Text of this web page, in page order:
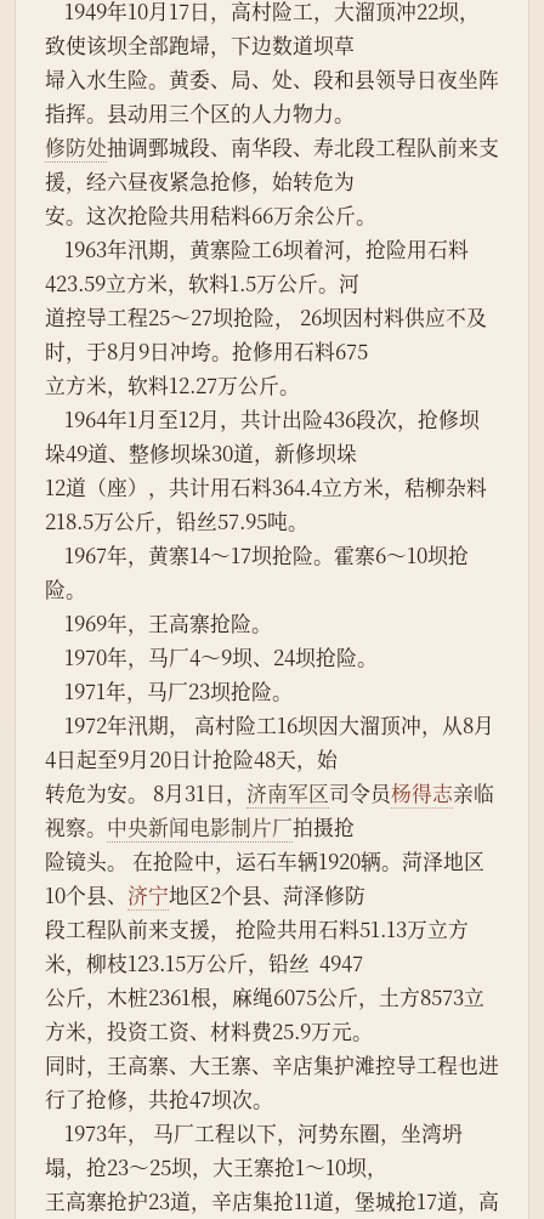
致使该坝全部跑埽，下边数道坝草
埽入水生险。黄委、局、处、段和县领导日夜坐阵
指挥。县动用三个区的人力物力。
修防处抽调鄄城段、南华段、寿北段工程队前来支
援，经六昼夜紧急抢修，始转危为
安。这次抢险共用秸料66万余公斤。
423.59立方米，软料1.5万公斤。河
道控导工程25～27坝抢险， 26坝因村料供应不及
时，于8月9日冲垮。抢修用石料675
立方米，软料12.27万公斤。
垛49道、整修坝垛30道，新修坝垛
12道（座），共计用石料364.4立方米，秸柳杂料
218.5万公斤，铅丝57.95吨。
险。
    1969年，王高寨抢险。
    1970年，马厂4～9坝、24坝抢险。
    1971年，马厂23坝抢险。
4日起至9月20日计抢险48天，始
转危为安。 8月31日， 济南军区司令员杨得志亲临
视察。 中央新闻电影制片厂拍摄抢
险镜头。 在抢险中，运石车辆1920辆。菏泽地区
10个县、 济宁地区2个县、菏泽修防
段工程队前来支援， 抢险共用石料51.13万立方
米，柳枝123.15万公斤，铅丝  4947
公斤，木桩2361根，麻绳6075公斤，土方8573立
方米，投资工资、材料费25.9万元。
同时，王高寨、大王寨、辛店集护滩控导工程也进
行了抢修，共抢47坝次。
塌，抢23～25坝，大王寨抢1～10坝，
王高寨抢护23道，辛店集抢11道，堡城抢17道，高